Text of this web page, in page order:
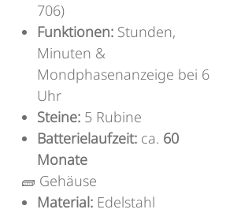
706)
Funktionen: Stunden,
Minuten &
Mondphasenanzeige bei 6
Uhr
Steine: 5 Rubine
Batterielaufzeit: ca. 60
Monate
🧱 Gehäuse
Material: Edelstahl